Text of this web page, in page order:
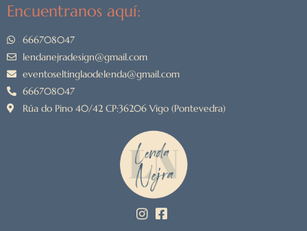
Encuentranos aquí:
666708047
lendanejradesign@gmail.com
eventoseltinglaodelenda@gmail.com
666708047
Rúa do Pino 40/42 CP:36206 Vigo (Pontevedra)